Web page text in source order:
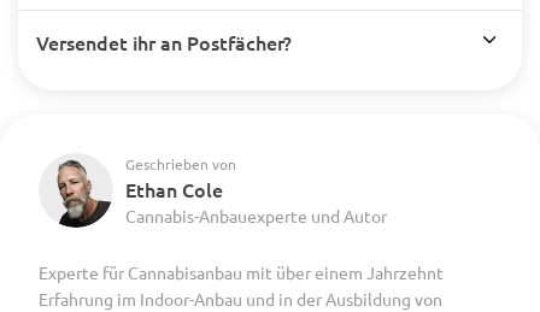
Versendet ihr an Postfächer?
Geschrieben von
Ethan Cole
Cannabis-Anbauexperte und Autor
Experte für Cannabisanbau mit über einem Jahrzehnt
Erfahrung im Indoor-Anbau und in der Ausbildung von